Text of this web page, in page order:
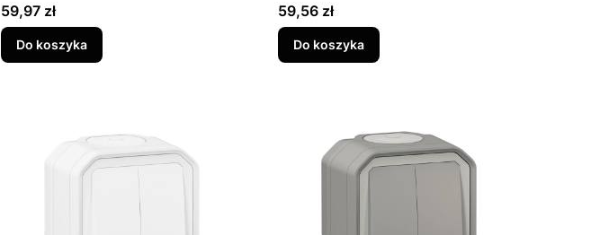
Cena
59,97 zł
Do koszyka
Cena
59,56 zł
Do koszyka